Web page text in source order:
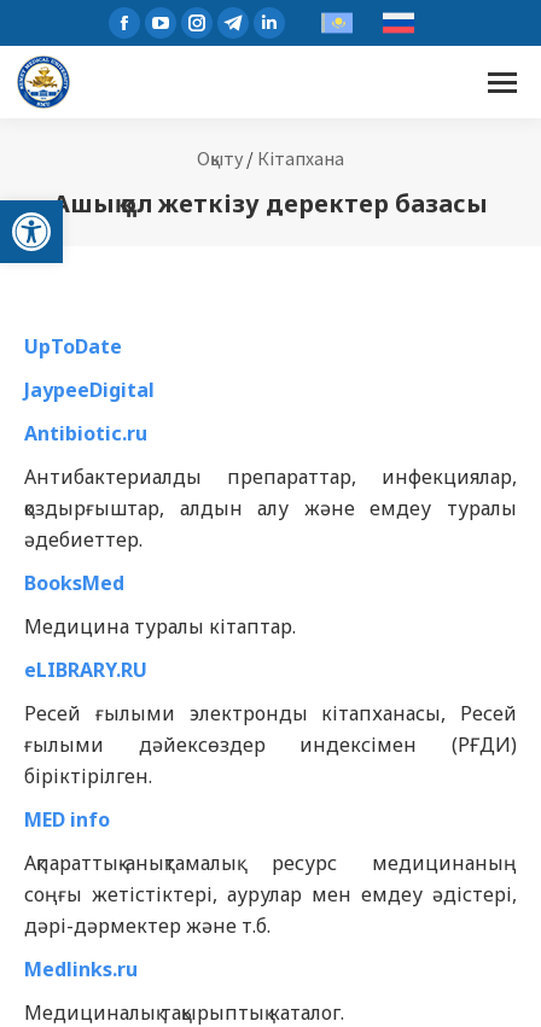
Open toolbar
Оқыту / Кітапхана
Ашық қол жеткізу деректер базасы
UpToDate
JaypeeDigital
Antibiotic.ru
Антибактериалды препараттар, инфекциялар,
қоздырғыштар, алдын алу және емдеу туралы
әдебиеттер.
BooksMed
Медицина туралы кітаптар.
eLIBRARY.RU
Ресей ғылыми электронды кітапханасы, Ресей
ғылыми дәйексөздер индексімен (РҒДИ)
біріктірілген.
MED info
Ақпараттық-анықтамалық ресурс медицинаның
соңғы жетістіктері, аурулар мен емдеу әдістері,
дәрі-дәрмектер және т.б.
Medlinks.ru
Медициналық тақырыптық каталог.